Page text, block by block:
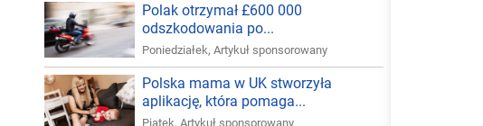
Polak otrzymał £600 000
odszkodowania po...
Poniedziałek,Artykuł sponsorowany
Polska mama w UK stworzyła
aplikację, która pomaga...
Piątek,Artykuł sponsorowany